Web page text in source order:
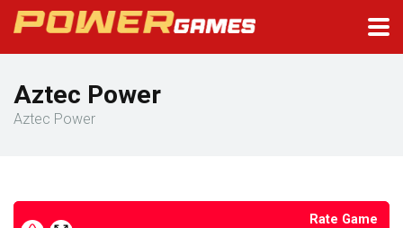
Aztec Power
Aztec Power
Rate Game